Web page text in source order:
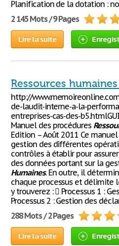
Planification de la dotation :
2 145 Mots / 9 Pages
Lire la suite
Ressources
http://
de-laudit-interne-a-la-
entreprises-cas-des-
Manuel des procédures
Edition – Août 2011 Ce
gestion des différentes
contrôles à établir pour
des données portant sur la
Humaines. En outre, il
chaque processus et délimite
y trouverez :  Processus 1 :
Processus 2 : Gestion des
288 Mots / 2 Pages
Lire la suite